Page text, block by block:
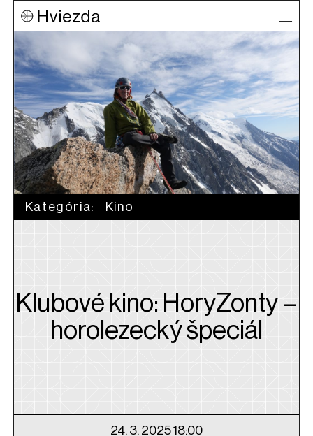
Kategória: Kino
Klubové kino: HoryZonty –
horolezecký špeciál
24. 3. 2025 18:00